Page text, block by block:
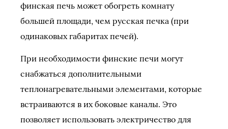
финская печь может обогреть комнату
большей площади, чем русская печка (при
одинаковых габаритах печей).
При необходимости финские печи могут
снабжаться дополнительными
теплонагревательными элементами, которые
встраиваются в их боковые каналы. Это
позволяет использовать электричество для